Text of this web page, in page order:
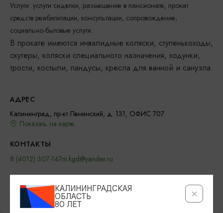
Услуги: услуги сиделки, размещение в пансионате, прокат
средств реабилитации, консультации, сопровождение,
социально-бытовые услуги.
В прокате имеются инвалидные коляски, ступенькоходы,
скутеры, коляски специального назначения, ходунки,
трости, костыли, пандусы, кресла для ванной и санузла.
АДРЕС
Калининград, пр-кт Ленинский, д. 131, ОФИС 707
Показать на карте
КОНТАКТЫ
8 (4012) 307-147m.kgd@yandex.ru
Официальный сайт
КАЛИНИНГРАДСКАЯ
ОБЛАСТЬ
80 ЛЕТ